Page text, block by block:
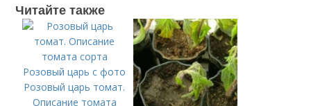
Читайте также
Розовый царь томат.
Описание томата